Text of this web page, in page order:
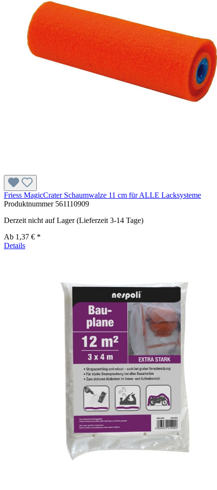
Friess MagicCrater Schaumwalze 11 cm für ALLE Lacksysteme
Produktnummer 561110909
Derzeit nicht auf Lager (Lieferzeit 3-14 Tage)
Ab 1,37 € *
Details